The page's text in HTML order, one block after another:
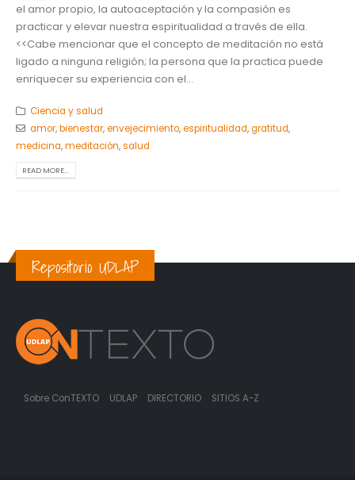
el amor propio, la autoaceptación y la compasión es
practicar y elevar nuestra espiritualidad a través de ella.
<<Cabe mencionar que el concepto de meditación no está
ligado a ninguna religión; la persona que la practica puede
enriquecer su experiencia con el...
Ciencia y salud
amor,bienestar,envejecimiento,espiritualidad,gratitud,
medicina,meditación,salud
READ MORE...
Repositorio UDLAP
Sobre ConTEXTO UDLAP DIRECTORIO SITIOS A-Z